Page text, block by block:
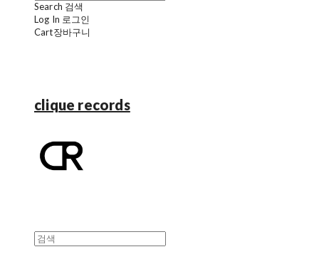
Search 검색
Log In 로그인
Cart장바구니
clique records